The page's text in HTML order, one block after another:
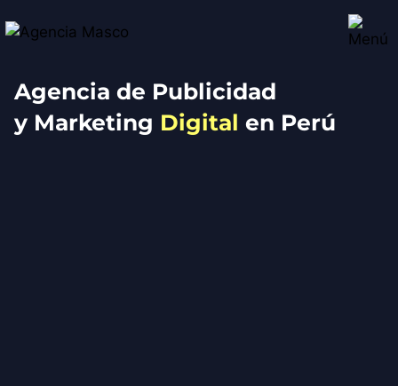
Agencia de Publicidad
y Marketing Digital en Perú